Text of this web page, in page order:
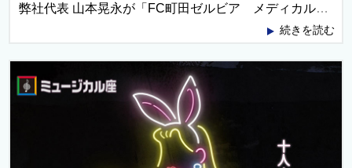
弊社代表 山本晃永が「FC町田ゼルビア メディカルアドバイザー」に就任いたしました！
続きを読む